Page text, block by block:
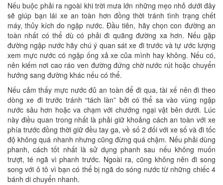
Nếu buộc phải ra ngoài khi trời mưa lớn những mẹo nhỏ dưới đây
sẽ giúp bạn lái xe an toàn hơn đồng thời tránh tình trạng chết
máy, thủy kích do ngập nước. Đầu tiên, hãy chọn con đường an
toàn nhất có thể dù có phải đi quãng đường xa hơn. Nếu gặp
đường ngập nước hãy chú ý quan sát xe đi trước và tự ước lượng
xem mực nước có ngập ống xả xe của mình hay không. Nếu có,
nên kiếm nơi cao ráo ven đường đứng chờ nước rút hoặc chuyển
hướng sang đường khác nếu có thể.
Nếu cảm thấy mực nước đủ an toàn để đi qua, tài xế nên đi theo
dòng xe đi trước tránh “tách làn” bởi có thể sa vào vùng ngập
nước sâu hơn hoặc va chạm với chướng ngại vật bên dưới. Lúc
này điều quan trong nhất là phải giữ khoảng cách an toàn với xe
phía trước đồng thời giữ đều tay ga, về số 2 đối với xe số và đi tốc
độ không quá nhanh nhưng cũng đừng quá chậm. Nếu phải dùng
phanh, cách tốt nhất là sử dụng phanh sau nếu không muốn
trượt, té ngã vì phanh trước. Ngoài ra, cũng không nên đi song
song với ô tô vì bạn có thể bị ngã do sóng nước từ những chiếc 4
bánh di chuyển nhanh.